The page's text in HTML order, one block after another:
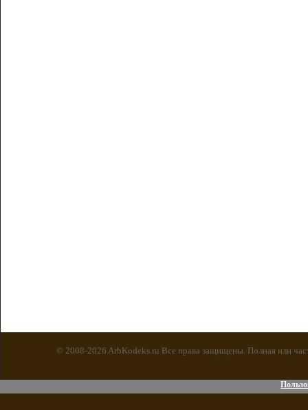
© 2008-2026 ArbKodeks.ru Все права защищены. Полная или